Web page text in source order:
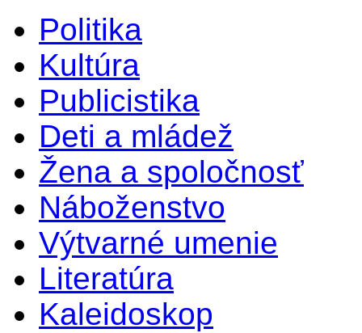
Politika
Kultúra
Publicistika
Deti a mládež
Žena a spoločnosť
Náboženstvo
Výtvarné umenie
Literatúra
Kaleidoskop